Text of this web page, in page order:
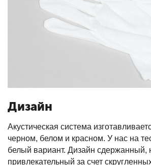
Дизайн
Акустическая система
черном, белом и красном. У нас на
белый вариант. Дизайн сдержанный,
привлекательный за счет